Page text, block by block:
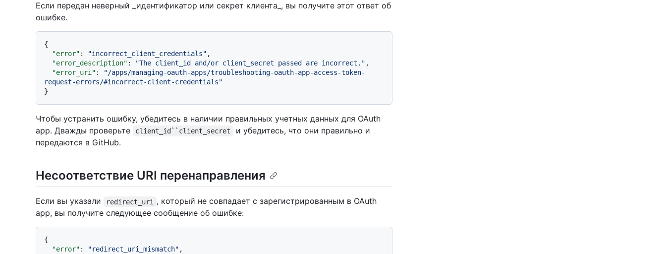
Если передан неверный _идентификатор или секрет клиента_, вы получите этот ответ об
ошибке.
{
"error" : "incorrect_client_credentials" ,
"error_description" : "The client_id and/or client_secret passed are incorrect." ,
"error_uri" :
"/apps/managing-oauth-apps/troubleshooting-oauth-app-access-token-
request-errors/#incorrect-client-credentials"
}
Чтобы устранить ошибку, убедитесь в наличии правильных учетных данных для OAuth
app. Дважды проверьте
client_id``client_secret
и убедитесь, что они правильно и
передаются в GitHub.
Несоответствие URI перенаправления
Если вы указали redirect_uri
, который не совпадает с зарегистрированным в OAuth
app, вы получите следующее сообщение об ошибке:
{
"error" : "redirect_uri_mismatch" ,